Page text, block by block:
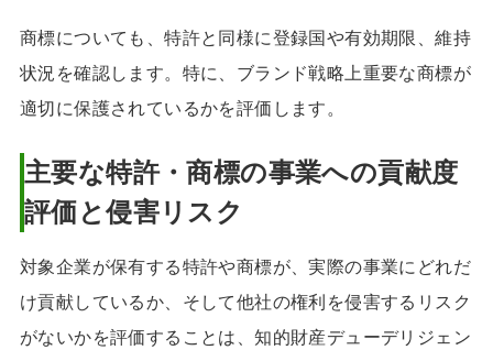
商標についても、特許と同様に登録国や有効期限、維持
状況を確認します。特に、ブランド戦略上重要な商標が
適切に保護されているかを評価します。
主要な特許・商標の事業への貢献度
評価と侵害リスク
対象企業が保有する特許や商標が、実際の事業にどれだ
け貢献しているか、そして他社の権利を侵害するリスク
がないかを評価することは、知的財産デューデリジェン